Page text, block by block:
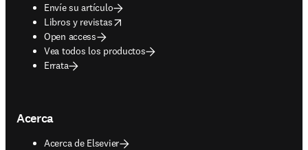
Envíe su artículo
Libros y revistas
opens in new tab/window
Open access
Vea todos los productos
Errata
Acerca
Acerca de Elsevier